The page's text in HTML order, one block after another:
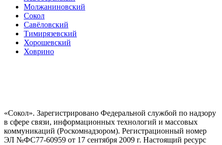
Молжаниновский
Сокол
Савёловский
Тимирязевский
Хорошевский
Ховрино
«Сокол». Зарегистрировано Федеральной службой по надзору
в сфере связи, информационных технологий и массовых
коммуникаций (Роскомнадзором). Регистрационный номер
ЭЛ №ФС77-60959 от 17 сентября 2009 г. Настоящий ресурс